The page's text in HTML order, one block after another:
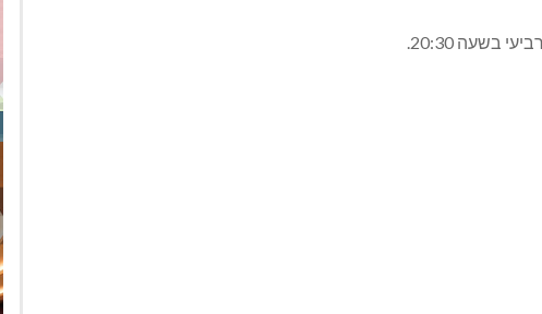
בשעה 20:30.